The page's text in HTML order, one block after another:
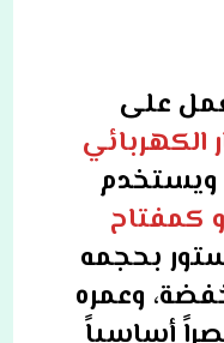
على
الكهربائي
ويستخدم
كمفتاح
بحجمه
وعمره